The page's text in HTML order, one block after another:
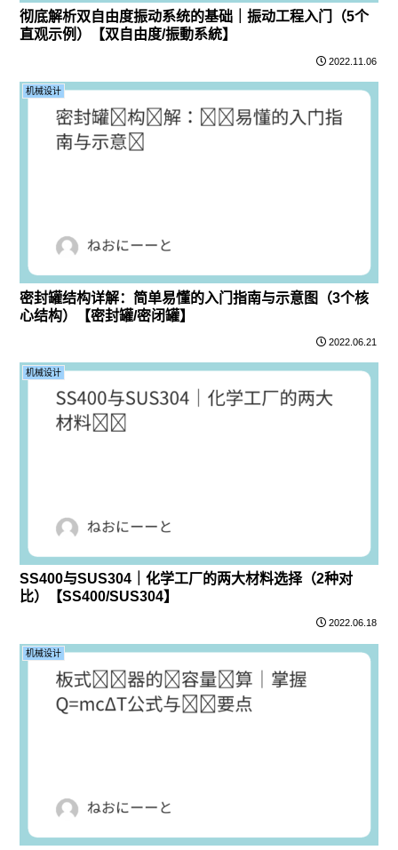
彻底解析双自由度振动系统的基础｜振动工程入门（5个
直观示例）【双自由度/振動系統】
2022.11.06
机械设计
密封罐结构详解：简单易懂的入门指南与示意图（3个核
心结构）【密封罐/密闭罐】
2022.06.21
机械设计
SS400与SUS304｜化学工厂的两大材料选择（2种对
比）【SS400/SUS304】
2022.06.18
机械设计